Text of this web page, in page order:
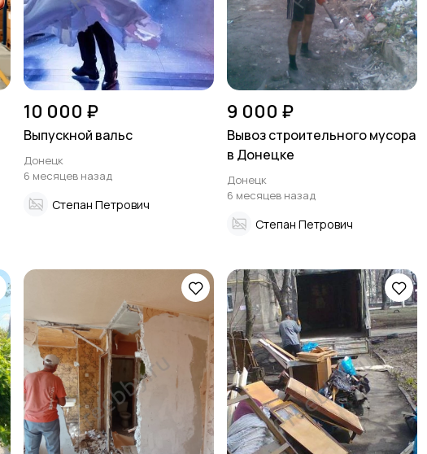
10 000 ₽
Выпускной вальс
Донецк
6 месяцев назад
Степан Петрович
9 000 ₽
Вывоз строительного мусора
в Донецке
Донецк
6 месяцев назад
Степан Петрович